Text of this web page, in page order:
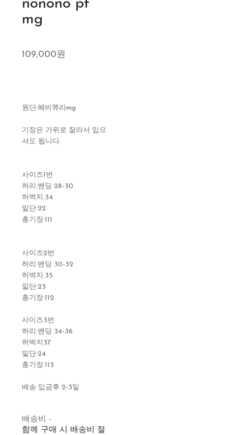
nonono pt
mg
109,000원
원단:헤비쮸리mg
기장은 가위로 잘라서 입으
셔도 됩니다.
사이즈1번
허리:밴딩 28-30
허벅지:34
밑단:22
총기장:111
사이즈2번
허리:밴딩 30-32
허벅지:35
밑단:23
총기장:112
사이즈3번
허리:밴딩 34-36
허벅지37
밑단:24
총기장:113
배송 입금후 2-3일
배송비 -
함께 구매 시 배송비 절